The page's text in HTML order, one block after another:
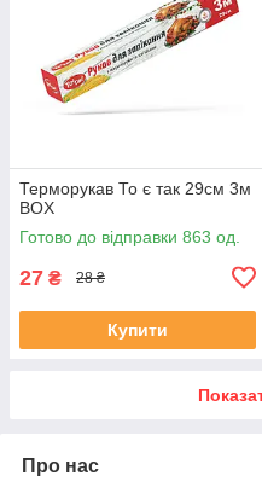
Терморукав То є так 29см 3м
BOX
Готово до відправки 863 од.
27 ₴ 28 ₴
Купити
Про нас